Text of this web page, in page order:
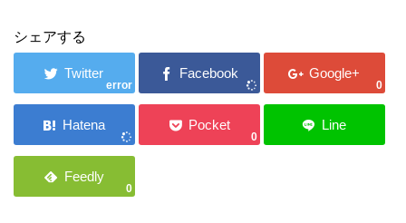
シェアする
error 0
0
0